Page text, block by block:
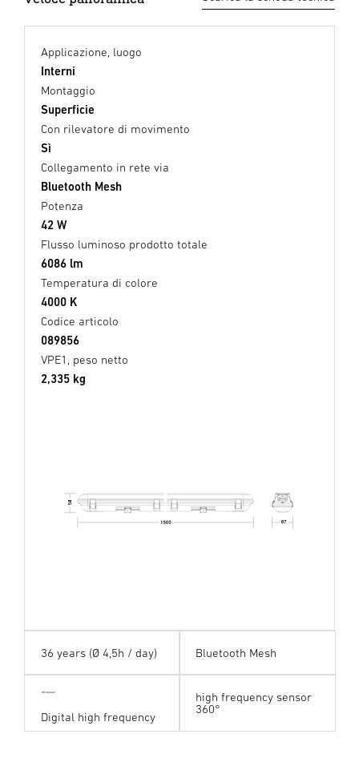
Applicazione, luogo
Interni
Montaggio
Superficie
Con rilevatore di movimento
Sì
Collegamento in rete via
Bluetooth Mesh
Potenza
42 W
Flusso luminoso prodotto totale
6086 lm
Temperatura di colore
4000 K
Codice articolo
089856
VPE1, peso netto
2,335 kg
36 years (Ø 4,5h / day) Bluetooth Mesh
HF digital24
Digital high frequency
high frequency sensor
360°